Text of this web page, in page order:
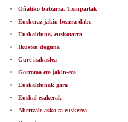
Oñatiko batzarra. Txinpartak
Euskeraz jakin bearra dabe
Euskalduna, euskotarra
Ikusten doguna
Gure irakaslea
Gorrotoa eta jakin-eza
Euskaldunak gara
Euskal esakerak
Abertzale asko ta euskerea